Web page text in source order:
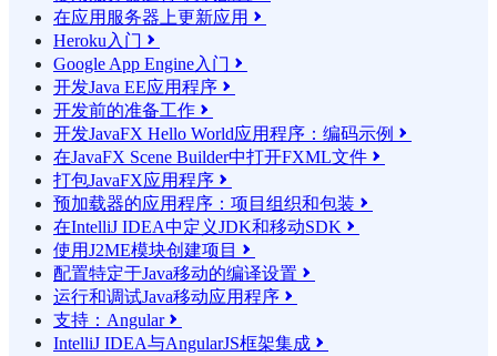
在应用服务器上更新应用 
Heroku入门 
Google App Engine入门 
开发Java EE应用程序 
开发前的准备工作 
开发JavaFX Hello World应用程序：编码示例 
在JavaFX Scene Builder中打开FXML文件 
打包JavaFX应用程序 
预加载器的应用程序：项目组织和包装 
在IntelliJ IDEA中定义JDK和移动SDK 
使用J2ME模块创建项目 
配置特定于Java移动的编译设置 
运行和调试Java移动应用程序 
支持：Angular
IntelliJ IDEA与AngularJS框架集成 